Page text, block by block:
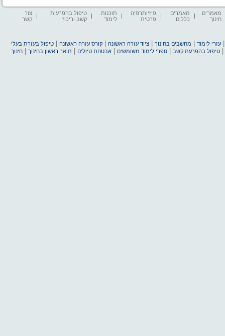
מאמרים
חינוך
מאמרים
כללים
פיזיותרפיה
פרטית
תוכנות
לימוד
טיפול בהפרעות
קשב וריכוז
צור
קשר
עזרי לימוד מחשבים בחינוך |ציוד עזרה ראשונה |קורס עזרה ראשונה |טיפול בעזרת בעלי
|טיפול בהפרעת קשב |ספרי לימוד משומשים |אבטחת טיולים תואר ראשון בחינוך |חינוך